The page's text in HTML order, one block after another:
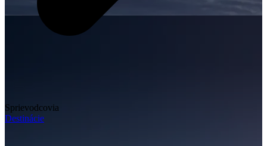
Sprievodcovia
Destinácie